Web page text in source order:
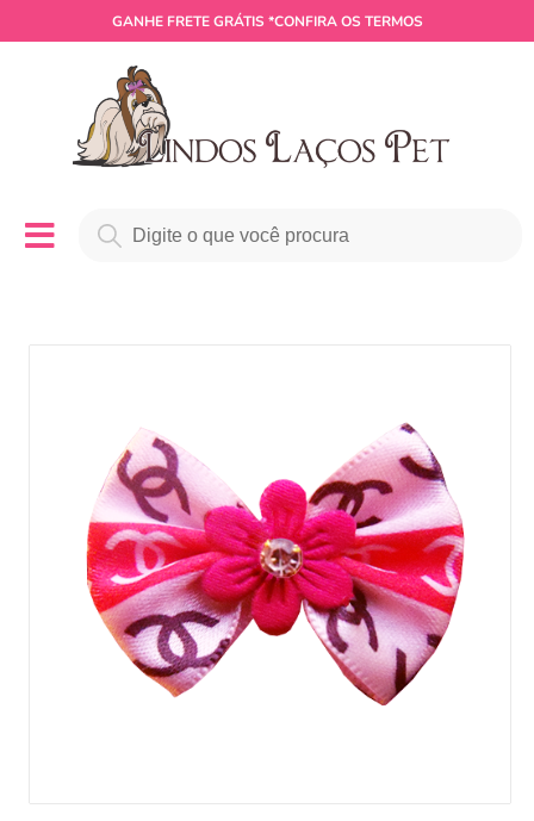
GANHE FRETE GRÁTIS *CONFIRA OS TERMOS